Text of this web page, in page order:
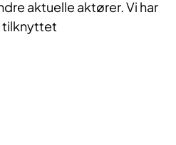
aktuelle aktører.​ Vi har
tilknyttet